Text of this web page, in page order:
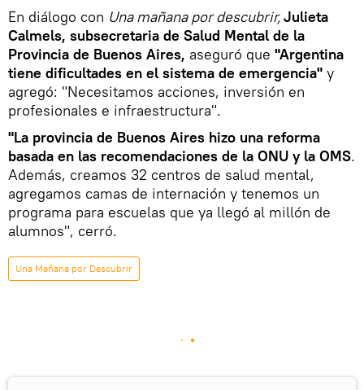
En diálogo con Una mañana por descubrir,Julieta
Calmels, subsecretaria de Salud Mental de la
Provincia de Buenos Aires, aseguró que "Argentina
tiene dificultades en el sistema de emergencia" y
agregó: "Necesitamos acciones, inversión en
profesionales e infraestructura".
"La provincia de Buenos Aires hizo una reforma
basada en las recomendaciones de la ONU y la OMS.
Además, creamos 32 centros de salud mental,
agregamos camas de internación y tenemos un
programa para escuelas que ya llegó al millón de
alumnos", cerró.
Una Mañana por Descubrir